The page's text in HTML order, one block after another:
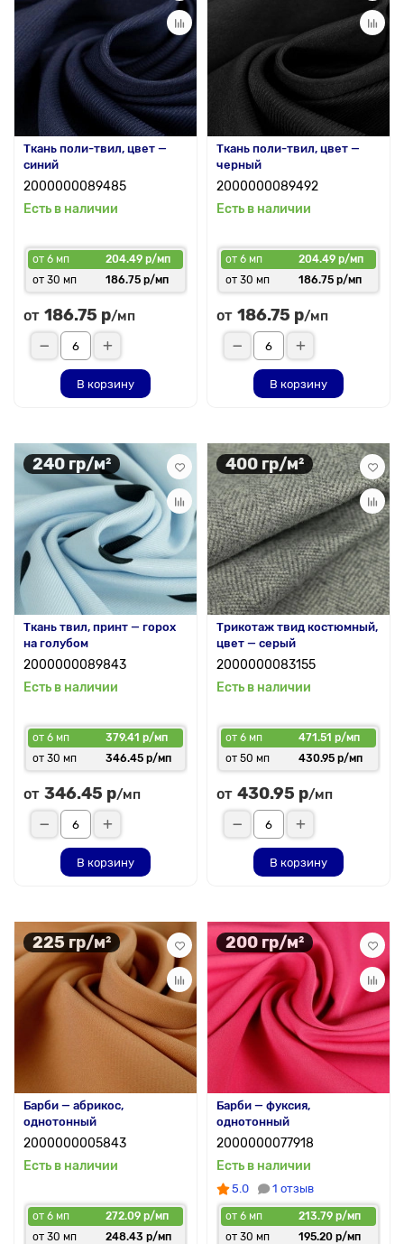
Ткань поли-твил, цвет —
синий
2000000089485
Есть в наличии
от 6 мп
204.49 р/мп
от 30 мп
186.75 р/мп
от 186.75 р/мп
В корзину
Ткань поли-твил, цвет —
черный
2000000089492
Есть в наличии
от 6 мп
204.49 р/мп
от 30 мп
186.75 р/мп
от 186.75 р/мп
В корзину
240 гр/м²
Ткань твил, принт — горох
на голубом
2000000089843
Есть в наличии
от 6 мп
379.41 р/мп
от 30 мп
346.45 р/мп
от 346.45 р/мп
В корзину
400 гр/м²
Трикотаж твид костюмный,
цвет — серый
2000000083155
Есть в наличии
от 6 мп
471.51 р/мп
от 50 мп
430.95 р/мп
от 430.95 р/мп
В корзину
225 гр/м²
Барби — абрикос,
однотонный
2000000005843
Есть в наличии
от 6 мп
272.09 р/мп
от 30 мп
248.43 р/мп
200 гр/м²
Барби — фуксия,
однотонный
2000000077918
Есть в наличии
5.0 1 отзыв
от 6 мп
213.79 р/мп
от 30 мп
195.20 р/мп